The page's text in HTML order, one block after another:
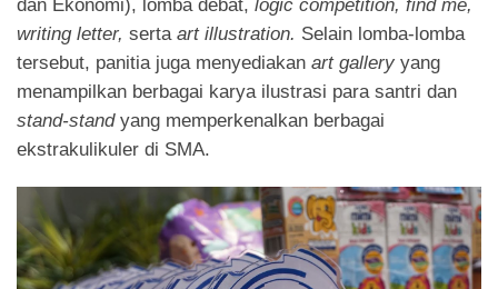
dan Ekonomi), lomba debat, logic competition, find me,
writing letter, serta art illustration. Selain lomba-lomba
tersebut, panitia juga menyediakan art gallery yang
menampilkan berbagai karya ilustrasi para santri dan
stand-stand yang memperkenalkan berbagai
ekstrakulikuler di SMA.